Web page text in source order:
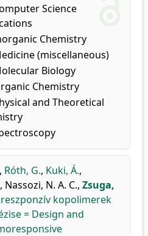
Science
Chemistry
(miscellaneous)
Biology
Chemistry
and Theoretical
, Róth, G., Kuki, Á.,
, Nassozi, N. A. C., Zsuga,
kopolimerek
= Design and